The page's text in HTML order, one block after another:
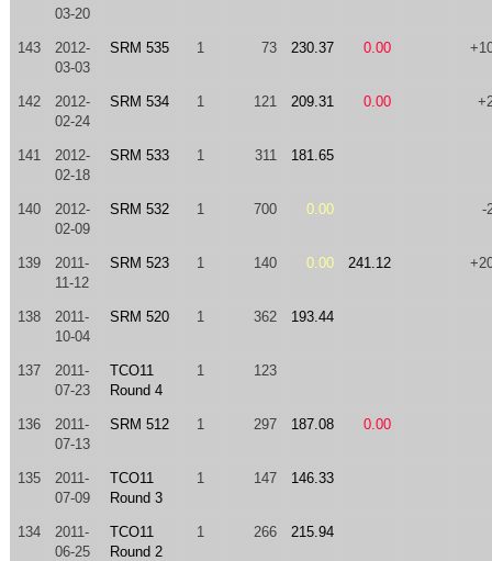
03-20
143
2012-
03-03
SRM 535 1 73 230.37 0.00
142
2012-
02-24
SRM 534 1 121 209.31 0.00
141
2012-
02-18
SRM 533 1 311 181.65
140
2012-
02-09
SRM 532 1 700 0.00 -
139
2011-
11-12
SRM 523 1 140 0.00 241.12
138
2011-
10-04
SRM 520 1 362 193.44
137
2011-
07-23
TCO11
Round 4
1 123
136
2011-
07-13
SRM 512 1 297 187.08 0.00
135
2011-
07-09
TCO11
Round 3
1 147 146.33
134
2011-
06-25
TCO11
Round 2
1 266 215.94